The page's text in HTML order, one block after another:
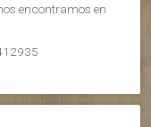
encontramos en